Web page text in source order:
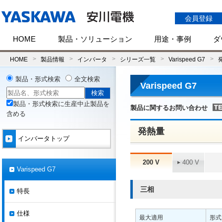
会員登録
HOME 製品・ソリューション 用途・事例
HOME 製品情報 インバータ シリーズ一覧 Varispeed G7
Varispeed G7
製品に関するお問い合わせ
発熱量
200 V 400 V
三相
最大適用
形式
製品・形式検索 全文検索
製品・形式検索に生産中止製品を
含める
インバータトップ
Varispeed G7
特長
仕様